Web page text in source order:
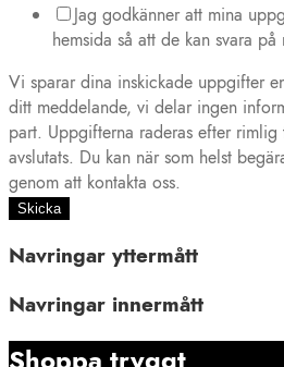
Jag godkänner att mina
hemsida så att de kan svara
Vi sparar dina inskickade uppgifter
ditt meddelande, vi delar ingen
part. Uppgifterna raderas efter
avslutats. Du kan när som helst
genom att kontakta oss.
Skicka
Navringar yttermått
Navringar innermått